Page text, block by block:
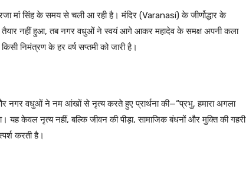
मां सिंह के समय से चली आ रही है। मंदिर (Varanasi) के जीर्णोद्धार के
तैयार नहीं हुआ, तब नगर वधुओं ने स्वयं आगे आकर महादेव के समक्ष अपनी कला
निमंत्रण के हर वर्ष सप्तमी को जारी है।
वधुओं ने नम आंखों से नृत्य करते हुए प्रार्थना की—“प्रभु, हमारा अगला
यह केवल नृत्य नहीं, बल्कि जीवन की पीड़ा, सामाजिक बंधनों और मुक्ति की गहरी
करती है।